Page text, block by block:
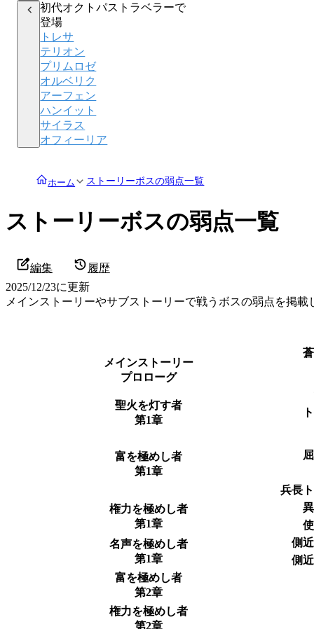
初代オクトパストラベラーで
登場
トレサ
テリオン
プリムロゼ
オルベリク
アーフェン
ハンイット
サイラス
オフィーリア
ホーム ストーリーボスの弱点一覧
ストーリーボスの弱点一覧
編集
履歴
2025/12/23に更新
メインストーリーやサブストーリーで戦うボスの弱点を掲載
メインストーリー
プロローグ
聖火を灯す者
第1章
富を極めし者
第1章
兵長
権力を極めし者
第1章
名声を極めし者
第1章
側
側
富を極めし者
第2章
権力を極めし者
第2章